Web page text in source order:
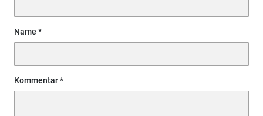
Name
Kommentar